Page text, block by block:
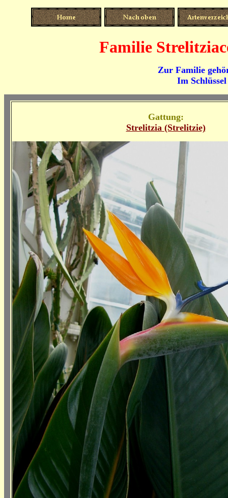
Familie
Zur Familie
Im
Gattung:
Strelitzia (Strelitzie)